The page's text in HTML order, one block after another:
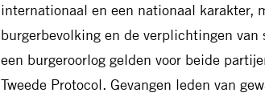
internationaal en een nationaal karakter,
burgerbevolking en de verplichtingen
een burgeroorlog gelden voor beide
Tweede Protocol. Gevangen leden van